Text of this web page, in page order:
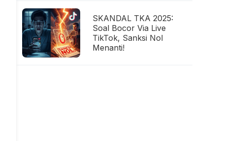
SKANDAL TKA 2025:
Soal Bocor Via Live
TikTok, Sanksi Nol
Menanti!